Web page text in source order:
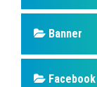
Banner
Facebook